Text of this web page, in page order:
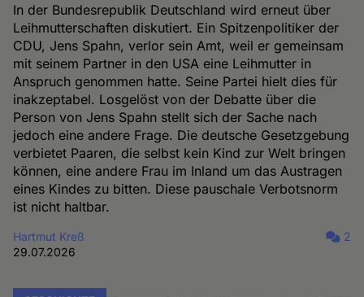
In der Bundesrepublik Deutschland wird erneut über
Leihmutterschaften diskutiert. Ein Spitzenpolitiker der
CDU, Jens Spahn, verlor sein Amt, weil er gemeinsam
mit seinem Partner in den USA eine Leihmutter in
Anspruch genommen hatte. Seine Partei hielt dies für
inakzeptabel. Losgelöst von der Debatte über die
Person von Jens Spahn stellt sich der Sache nach
jedoch eine andere Frage. Die deutsche Gesetzgebung
verbietet Paaren, die selbst kein Kind zur Welt bringen
können, eine andere Frau im Inland um das Austragen
eines Kindes zu bitten. Diese pauschale Verbotsnorm
ist nicht haltbar.
Hartmut Kreß
29.07.2026
2